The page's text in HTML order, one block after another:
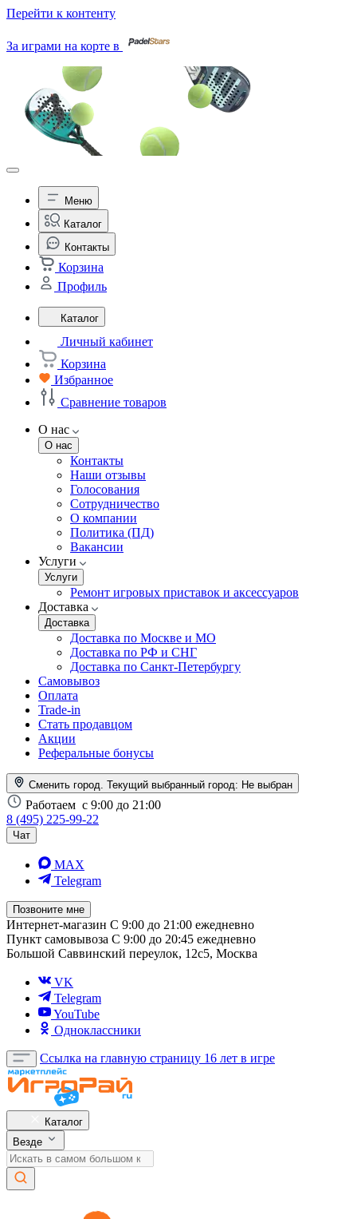
Перейти к контенту
За играми на корте в
Меню
Каталог
Контакты
Корзина
Профиль
Каталог
Личный кабинет
Корзина
Избранное
Сравнение товаров
О нас
О нас
Контакты
Наши отзывы
Голосования
Сотрудничество
О компании
Политика (ПД)
Вакансии
Услуги
Услуги
Ремонт игровых приставок и аксессуаров
Доставка
Доставка
Доставка по Москве и МО
Доставка по РФ и СНГ
Доставка по Санкт-Петербургу
Самовывоз
Оплата
Trade-in
Стать продавцом
Акции
Реферальные бонусы
Сменить город. Текущий выбранный город: Не выбран
Работаем с 9:00 до 21:00
8 (495) 225-99-22
Чат
MAX
Telegram
Позвоните мне
Интернет-магазин С 9:00 до 21:00 ежедневно
Пункт самовывоза С 9:00 до 20:45 ежедневно
Большой Саввинский переулок, 12с5, Москва
VK
Telegram
YouTube
Одноклассники
Ссылка на главную страницу 16 лет в игре
Каталог
Везде